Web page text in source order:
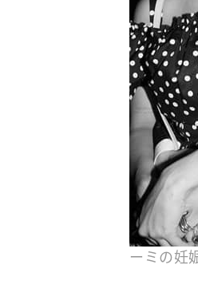
ーミの妊